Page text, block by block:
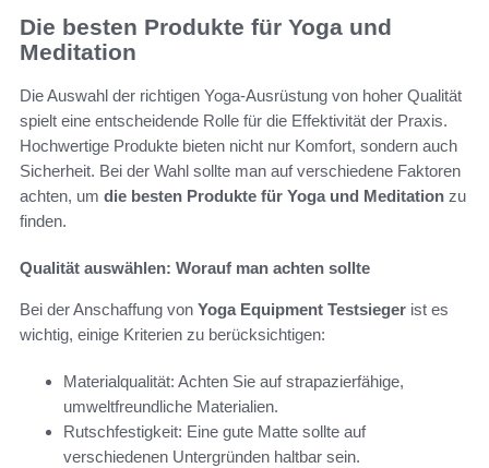
Die besten Produkte für Yoga und
Meditation
Die Auswahl der richtigen Yoga-Ausrüstung von hoher Qualität
spielt eine entscheidende Rolle für die Effektivität der Praxis.
Hochwertige Produkte bieten nicht nur Komfort, sondern auch
Sicherheit. Bei der Wahl sollte man auf verschiedene Faktoren
achten, um die besten Produkte für Yoga und Meditation zu
finden.
Qualität auswählen: Worauf man achten sollte
Bei der Anschaffung von Yoga Equipment Testsieger ist es
wichtig, einige Kriterien zu berücksichtigen:
Materialqualität: Achten Sie auf strapazierfähige,
umweltfreundliche Materialien.
Rutschfestigkeit: Eine gute Matte sollte auf
verschiedenen Untergründen haltbar sein.